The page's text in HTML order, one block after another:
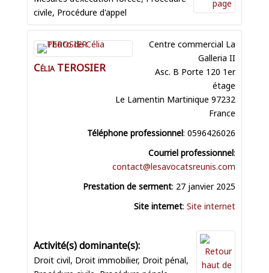
civile, Procédure d'appel
CéliaTEROSIER
Centre commercial La
Galleria II
Asc. B Porte 120 1er
étage
Le Lamentin Martinique 97232
France
Téléphone professionnel: 0596426026
Courriel professionnel:
contact@lesavocatsreunis.com
Prestation de serment: 27 janvier 2025
Site internet: Site internet
Droit civil, Droit immobilier, Droit pénal,